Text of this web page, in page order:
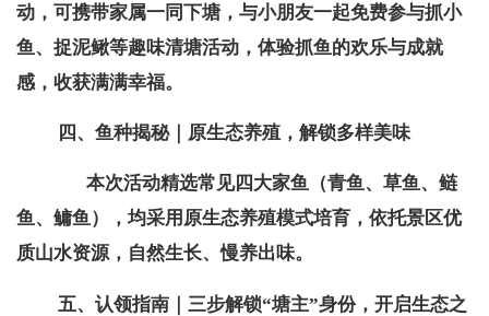
动，可携带家属一同下塘，与小朋友一起免费参与抓小
鱼、捉泥鳅等趣味清塘活动，体验抓鱼的欢乐与成就
感，收获满满幸福。
四、鱼种揭秘｜原生态养殖，解锁多样美味
本次活动精选常见四大家鱼（青鱼、草鱼、鲢
鱼、鳙鱼），均采用原生态养殖模式培育，依托景区优
质山水资源，自然生长、慢养出味。
五、认领指南｜三步解锁“塘主”身份，开启生态之